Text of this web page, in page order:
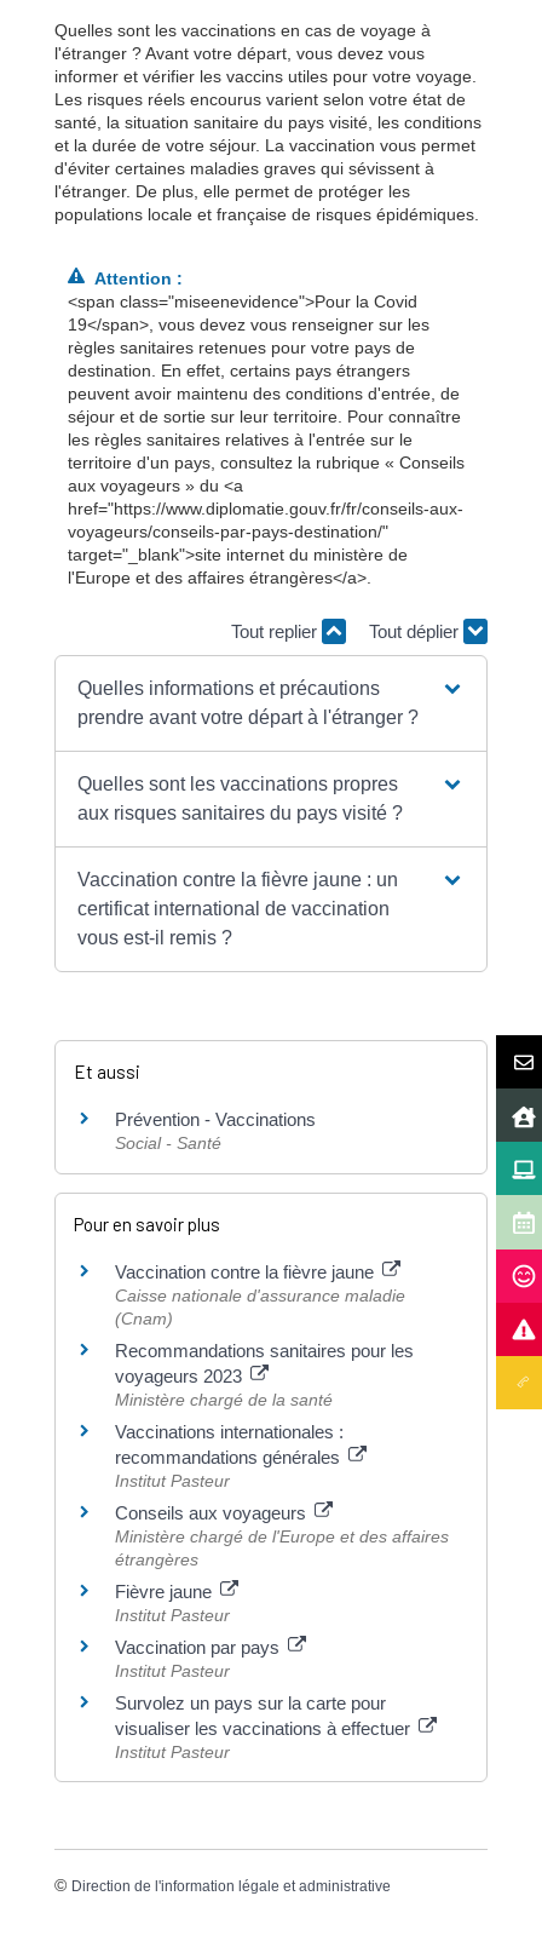
Quelles sont les vaccinations en cas de voyage à
l'étranger ? Avant votre départ, vous devez vous
informer et vérifier les vaccins utiles pour votre voyage.
Les risques réels encourus varient selon votre état de
santé, la situation sanitaire du pays visité, les conditions
et la durée de votre séjour. La vaccination vous permet
d'éviter certaines maladies graves qui sévissent à
l'étranger. De plus, elle permet de protéger les
populations locale et française de risques épidémiques.
Attention :
<span class="miseenevidence">Pour la Covid
19</span>, vous devez vous renseigner sur les
règles sanitaires retenues pour votre pays de
destination. En effet, certains pays étrangers
peuvent avoir maintenu des conditions d'entrée, de
séjour et de sortie sur leur territoire. Pour connaître
les règles sanitaires relatives à l'entrée sur le
territoire d'un pays, consultez la rubrique « Conseils
aux voyageurs » du <a
href="https://www.diplomatie.gouv.fr/fr/conseils-aux-
voyageurs/conseils-par-pays-destination/"
target="_blank">site internet du ministère de
l'Europe et des affaires étrangères</a>.
Tout replier Tout déplier
Quelles informations et précautions
prendre avant votre départ à l'étranger ?
Quelles sont les vaccinations propres
aux risques sanitaires du pays visité ?
Vaccination contre la fièvre jaune : un
certificat international de vaccination
vous est-il remis ?
Et aussi
Prévention - Vaccinations
Social - Santé
Pour en savoir plus
Vaccination contre la fièvre jaune
Caisse nationale d'assurance maladie
(Cnam)
Recommandations sanitaires pour les
voyageurs 2023
Ministère chargé de la santé
Vaccinations internationales :
recommandations générales
Institut Pasteur
Conseils aux voyageurs
Ministère chargé de l'Europe et des affaires
étrangères
Fièvre jaune
Institut Pasteur
Vaccination par pays
Institut Pasteur
Survolez un pays sur la carte pour
visualiser les vaccinations à effectuer
Institut Pasteur
© Direction de l'information légale et administrative